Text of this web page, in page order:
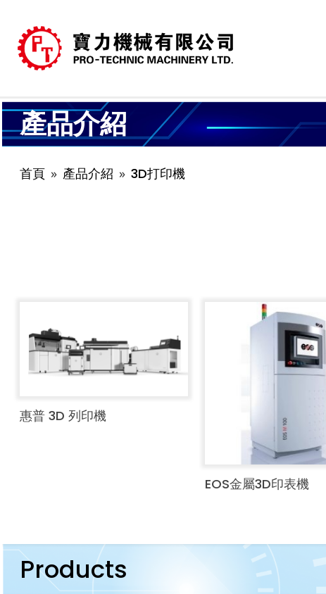
產品介紹
首頁 產品介紹 3D打印機
惠普 3D 列印機
EOS金屬3D印表機
Products